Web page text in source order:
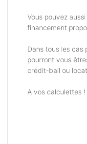
Vous pouvez
financement
Dans tous les cas
pourront vous
crédit-bail ou
A vos calculettes !